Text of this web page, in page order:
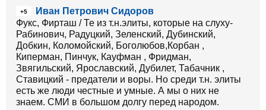
+5
Иван Петрович Сидоров
Фукс, Фирташ / Те из т.н.элиты, которые на слуху-
Рабинович, Радуцкий, Зеленский, Дубинский,
Добкин, Коломойский, Боголюбов,Корбан ,
Киперман, Пинчук, Кауфман , Фридман,
Звягильский, Ярославский, Дубилет, Табачник ,
Ставицкий - предатели и воры. Но среди т.н. элиты
есть же люди честные и умные. А мы о них не
знаем. СМИ в большом долгу перед народом.